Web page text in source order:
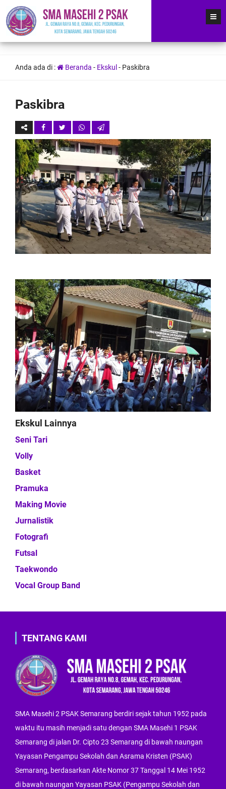
Anda ada di : Beranda - Ekskul - Paskibra
Paskibra
Ekskul Lainnya
Seni Tari
Volly
Basket
Pramuka
Making Movie
Jurnalistik
Fotografi
Futsal
Taekwondo
Vocal Group Band
TENTANG KAMI
SMA Masehi 2 PSAK Semarang berdiri sejak tahun 1952 pada
waktu itu masih menjadi satu dengan SMA Masehi 1 PSAK
Semarang di jalan Dr. Cipto 23 Semarang di bawah naungan
Yayasan Pengampu Sekolah dan Asrama Kristen (PSAK)
Semarang, berdasarkan Akte Nomor 37 Tanggal 14 Mei 1952
di bawah naungan Yayasan PSAK (Pengampu Sekolah dan